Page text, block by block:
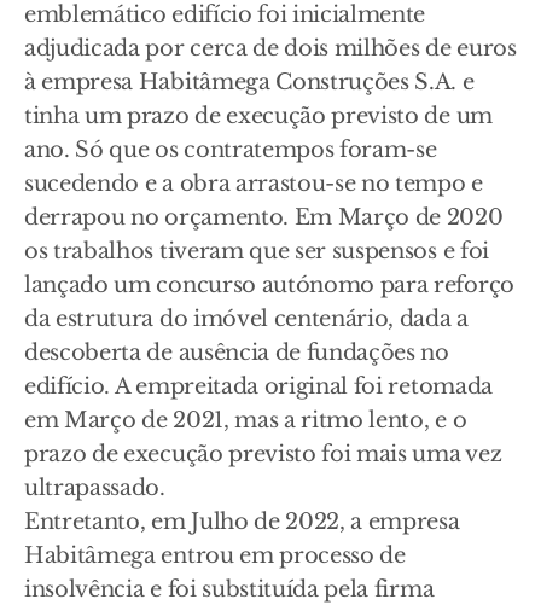
emblemático edifício foi inicialmente
adjudicada por cerca de dois milhões de euros
à empresa Habitâmega Construções S.A. e
tinha um prazo de execução previsto de um
ano. Só que os contratempos foram-se
sucedendo e a obra arrastou-se no tempo e
derrapou no orçamento. Em Março de 2020
os trabalhos tiveram que ser suspensos e foi
lançado um concurso autónomo para reforço
da estrutura do imóvel centenário, dada a
descoberta de ausência de fundações no
edifício. A empreitada original foi retomada
em Março de 2021, mas a ritmo lento, e o
prazo de execução previsto foi mais uma vez
ultrapassado.
Entretanto, em Julho de 2022, a empresa
Habitâmega entrou em processo de
insolvência e foi substituída pela firma